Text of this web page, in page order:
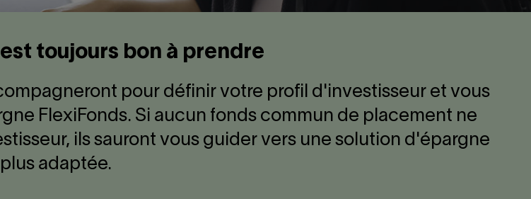
toujours bon à prendre
pour définir votre profil d'investisseur et vous
FlexiFonds. Si aucun fonds commun de placement ne
ils sauront vous guider vers une solution d'épargne
plus adaptée.